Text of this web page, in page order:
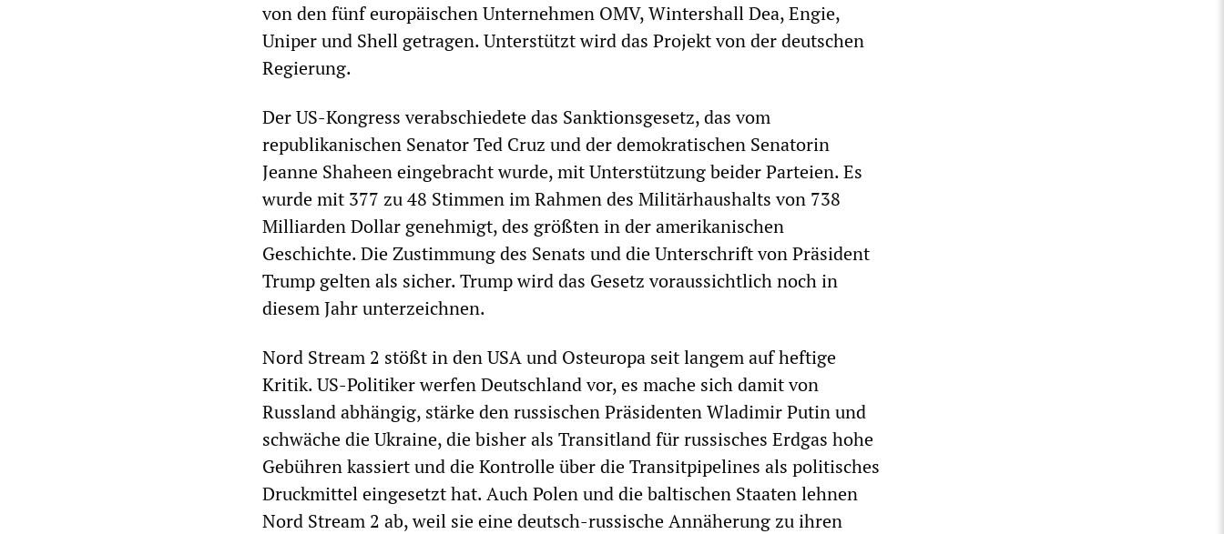
von den fünf europäischen Unternehmen OMV, Wintershall Dea, Engie,
Uniper und Shell getragen. Unterstützt wird das Projekt von der deutschen
Regierung.
Der US-Kongress verabschiedete das Sanktionsgesetz, das vom
republikanischen Senator Ted Cruz und der demokratischen Senatorin
Jeanne Shaheen eingebracht wurde, mit Unterstützung beider Parteien. Es
wurde mit 377 zu 48 Stimmen im Rahmen des Militärhaushalts von 738
Milliarden Dollar genehmigt, des größten in der amerikanischen
Geschichte. Die Zustimmung des Senats und die Unterschrift von Präsident
Trump gelten als sicher. Trump wird das Gesetz voraussichtlich noch in
diesem Jahr unterzeichnen.
Nord Stream 2 stößt in den USA und Osteuropa seit langem auf heftige
Kritik. US-Politiker werfen Deutschland vor, es mache sich damit von
Russland abhängig, stärke den russischen Präsidenten Wladimir Putin und
schwäche die Ukraine, die bisher als Transitland für russisches Erdgas hohe
Gebühren kassiert und die Kontrolle über die Transitpipelines als politisches
Druckmittel eingesetzt hat. Auch Polen und die baltischen Staaten lehnen
Nord Stream 2 ab, weil sie eine deutsch-russische Annäherung zu ihren